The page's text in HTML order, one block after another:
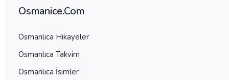
Osmanice.Com
Osmanlıca Hikayeler
Osmanlıca Takvim
Osmanlıca İsimler